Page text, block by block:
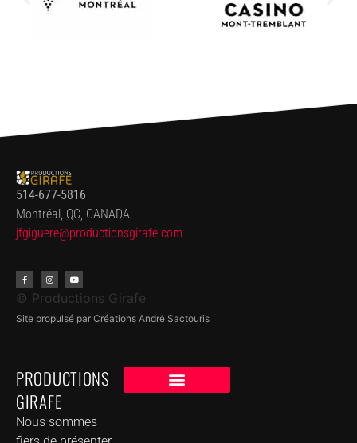
514-677-5816
Montréal, QC, CANADA
jfgiguere@productionsgirafe.com
© Productions Girafe
Site propulsé par Créations André Sactouris
PRODUCTIONS
GIRAFE
Nous sommes